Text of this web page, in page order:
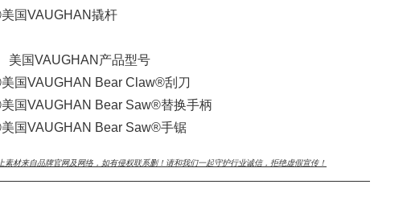
国VAUGHAN撬杆
美国VAUGHAN产品型号
国VAUGHAN Bear Claw®刮刀
国VAUGHAN Bear Saw®替换手柄
国VAUGHAN Bear Saw®手锯
素材来自品牌官网及网络，如有侵权联系删！请和我们一起守护行业诚信，拒绝虚假宣传！